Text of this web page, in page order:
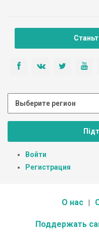
Войти
Регистрация
О нас
Поддержать